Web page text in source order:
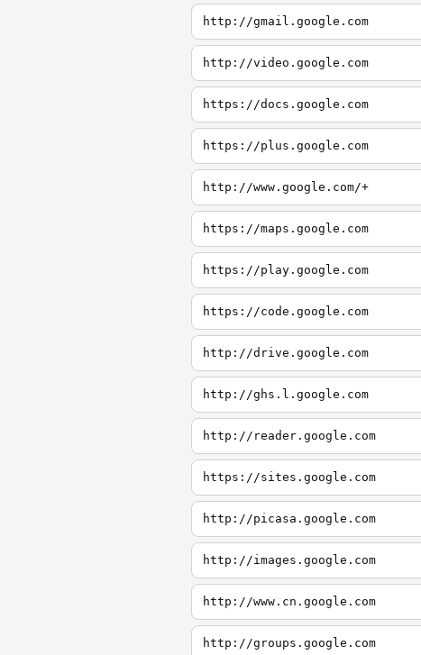
http://gmail.google.com
http://video.google.com
https://docs.google.com
https://plus.google.com
http://www.google.com/+
https://maps.google.com
https://play.google.com
https://code.google.com
http://drive.google.com
http://ghs.l.google.com
http://reader.google.com
https://sites.google.com
http://picasa.google.com
http://images.google.com
http://www.cn.google.com
http://groups.google.com